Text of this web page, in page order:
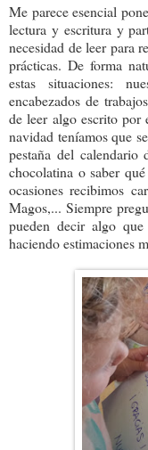
Me parece esencial
lectura y escritura y
necesidad de leer para
prácticas. De forma
estas situaciones:
encabezados de
de leer algo escrito por
navidad teníamos que
pestaña del
chocolatina o saber
ocasiones recibimos
Magos,... Siempre
pueden decir algo
haciendo estimaciones